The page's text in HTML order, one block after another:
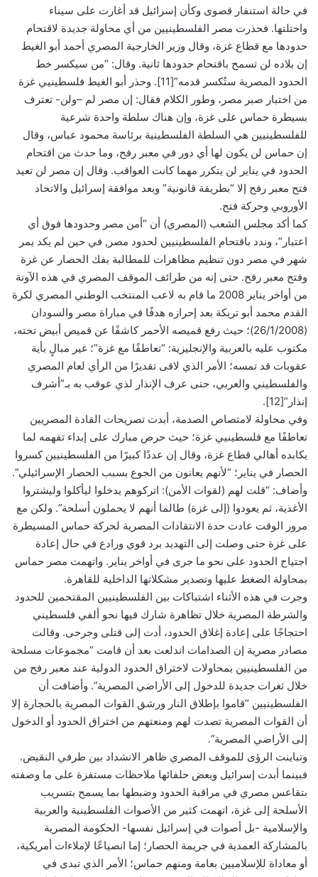
في حالة استنفار قصوى وكأن إسرائيل قد أغارت على سيناء
واحتلتها. فحذرت مصر الفلسطينيين من أي محاولة جديدة لاقتحام
حدودها مع قطاع غزة، وقال وزير الخارجية المصري أحمد أبو الغيط
إن بلاده لن تسمح باقتحام حدودها ثانية. وقال: “من سيكسر خط
الحدود المصرية ستُكسر قدمه”[11]. وحذر أبو الغيط فلسطينيي غزة
من اختبار صبر مصر، وطور الكلام فقال: إن مصر لم –ولن- تعترف
بسيطرة حماس على غزة، وإن هناك سلطة واحدة شرعية
للفلسطينيين هي السلطة الفلسطينية برئاسة محمود عباس، وقال
إن حماس لن يكون لها أي دور في معبر رفح، وما حدث من اقتحام
الحدود في يناير لن يتكرر مهما كانت العواقب. وقال إن مصر لن تعيد
فتح معبر رفح إلا “بطريقة قانونية” وبعد موافقة إسرائيل والاتحاد
الأوروبي وحركة فتح.
كما أكد مجلس الشعب (المصري) أن “أمن مصر وحدودها فوق أي
اعتبار”، وندد باقتحام الفلسطينيين لحدود مصر, في حين لم يكد يمر
شهر في مصر دون تنظيم مظاهرات للمطالبة بفك الحصار عن غزة
وفتح معبر رفح. حتى إنه من طرائف الموقف المصري في هذه الآونة
من أواخر يناير 2008 ما قام به لاعب المنتخب الوطني المصري لكرة
القدم محمد أبو تريكة بعد إحرازه هدفًا في مباراة مصر والسودان
(26/1/2008)؛ حيث رفع قميصه الأحمر كاشفًا عن قميص أبيض تحته،
مكتوب عليه بالعربية والإنجليزية: “تعاطفًا مع غزة”؛ غير مبالٍ بأية
عقوبات قد تمسه؛ الأمر الذي لاقى تقديرًا من الرأي لعام المصري
والفلسطيني والعربي، حتى عرف الإنذار لذي عوقب به بـ”أشرف
إنذار”[12].
وفي محاولة لامتصاص الصدمة، أبدت تصريحات القادة المصريين
تعاطفًا مع فلسطينيي غزة؛ حيث حرص مبارك على إبداء تفهمه لما
يكابده أهالي قطاع غزة، وقال إن عددًا كبيرًا من الفلسطينيين كسروا
الحصار في يناير؛ “لأنهم يعانون من الجوع بسبب الحصار الإسرائيلي”.
وأضاف: “قلت لهم (لقوات الأمن): اتركوهم يدخلوا ليأكلوا وليشتروا
الأغذية، ثم يعودوا (إلى غزة) طالما أنهم لا يحملون أسلحة”. ولكن مع
مرور الوقت عادت حدة الانتقادات المصرية لحركة حماس المسيطرة
على غزة حتى وصلت إلى التهديد برد قوي ورادع في حال إعادة
اجتياح الحدود على نحو ما جرى في أواخر يناير. واتهمت مصر حماس
بمحاولة الضغط عليها وتصدير مشكلاتها الداخلية للقاهرة.
وجرت في هذه الأثناء اشتباكات بين الفلسطينيين المقتحمين للحدود
والشرطة المصرية خلال تظاهرة شارك فيها نحو ألفي فلسطيني
احتجاجًا على إعادة إغلاق الحدود، أدت إلى قتلى وجرحى. وقالت
مصادر مصرية إن الصدامات اندلعت بعد أن قامت “مجموعات مسلحة
من الفلسطينيين بمحاولات لاختراق الحدود الدولية عند معبر رفح من
خلال ثغرات جديدة للدخول إلى الأراضي المصرية”. وأضافت أن
الفلسطينيين “قاموا بإطلاق النار ورشق القوات المصرية بالحجارة إلا
أن القوات المصرية تصدت لهم ومنعتهم من اختراق الحدود أو الدخول
إلى الأراضي المصرية”.
وتباينت الرؤى للموقف المصري ظاهر الانشداد بين طرفي النقيض.
فبينما أبدت إسرائيل وبعض حلفائها ملاحظات مستفزة على ما وصفته
بتقاعس مصري في مراقبة الحدود وضبطها بما يسمح بتسريب
الأسلحة إلى غزة، اتهمت كثير من الأصوات الفلسطينية والعربية
والإسلامية -بل أصوات في إسرائيل نفسها- الحكومة المصرية
بالمشاركة العمدية في جريمة الحصار؛ إما انصياعًا لإملاءات أمريكية،
أو معاداة للإسلاميين بعامة ومنهم حماس؛ الأمر الذي تبدى في